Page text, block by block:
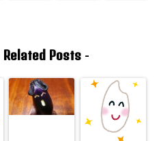
Related Posts-